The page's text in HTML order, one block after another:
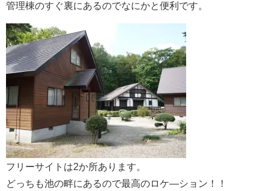
管理棟のすぐ裏にあるのでなにかと便利です。
フリーサイトは2か所あります。
どっちも池の畔にあるので最高のロケ―ション！！